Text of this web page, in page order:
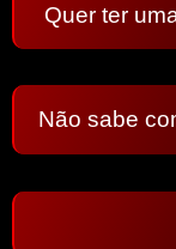
Quer ter
Não sabe